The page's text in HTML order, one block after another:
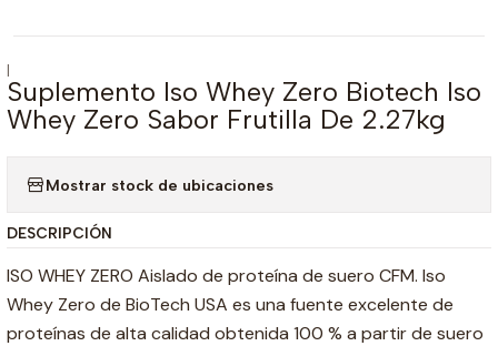
|
Suplemento Iso Whey Zero Biotech Iso
Whey Zero Sabor Frutilla De 2.27kg
Mostrar stock de ubicaciones
DESCRIPCIÓN
ISO WHEY ZERO Aislado de proteína de suero CFM. Iso
Whey Zero de BioTech USA es una fuente excelente de
proteínas de alta calidad obtenida 100 % a partir de suero